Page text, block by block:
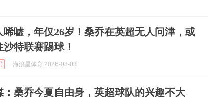
唏嘘，年仅26岁！桑乔在英超无人问津，或
沙特联赛踢球！
海浪星体育 2026-08-03
：桑乔今夏自由身，英超球队的兴趣不大